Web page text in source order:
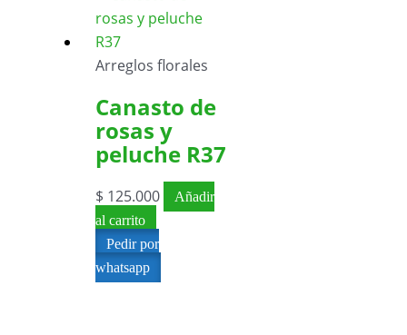
Arreglos florales
Canasto de
rosas y
peluche R37
$ 125.000
Añadir
al carrito
Pedir por
whatsapp